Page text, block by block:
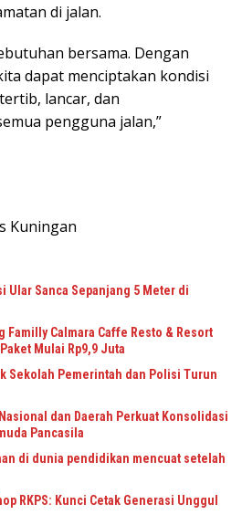
di jalan.
bersama. Dengan
dapat menciptakan kondisi
lancar, dan
pengguna jalan,”
Kuningan
Ular Sanca Sepanjang 5 Meter di
Familly Calmara Caffe Resto & Resort
Mulai Rp9,9 Juta
Sekolah Pemerintah dan Polisi Turun
dan Daerah Perkuat Konsolidasi
Pancasila
di dunia pendidikan mencuat setelah
RKPS: Kunci Cetak Generasi Unggul